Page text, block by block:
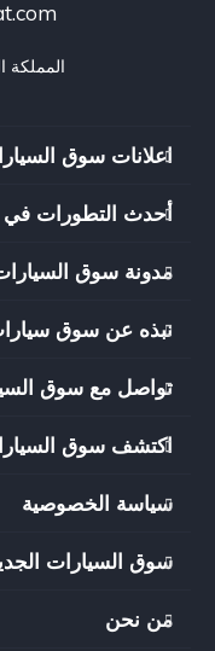
المملكة
اعلانات سوق
أحدث التطورات في
مدونة سوق
نبذه عن سوق
تواصل مع سوق
اكتشف سوق
سياسة الخصوصية
سوق السيارات
من نحن